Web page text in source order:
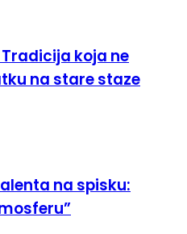
Tradicija koja ne
na stare staze
na spisku: